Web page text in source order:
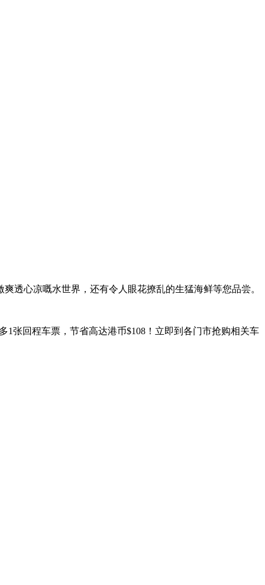
透心凉嘅水世界，还有令人眼花撩乱的生猛海鲜等您品尝。
1张回程车票，节省高达港币$108！立即到各门市抢购相关车